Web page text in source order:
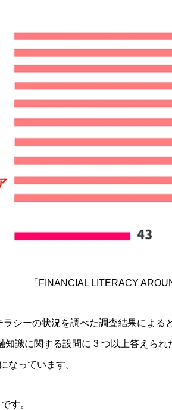
スコットランドの金融教育
「 FINANCIAL LITERACY
シーの状況を調べた調査結果による
知識に関する設問に 3 つ以上答えられ
なっています。
す。